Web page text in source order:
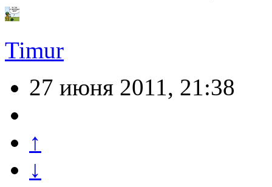
Timur
27 июня 2011, 21:38
↑
↓